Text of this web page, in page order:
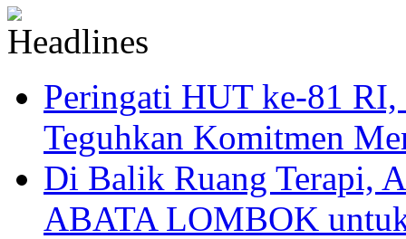
Peringati HUT ke-81
Teguhkan Komitmen
Di Balik Ruang Terapi,
ABATA LOMBOK